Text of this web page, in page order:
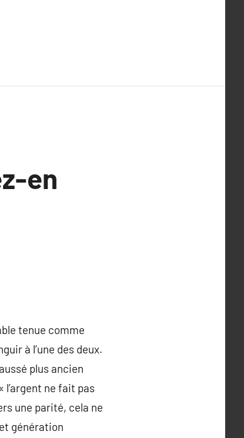
en
tenue comme
à l’une des deux.
plus ancien
l’argent ne fait pas
une parité, cela ne
génération